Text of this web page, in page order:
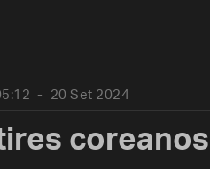
20 Set 2024